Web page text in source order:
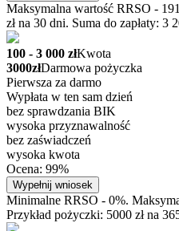
Maksymalna wartość RRSO -
zł na 30 dni. Suma do zapłaty: 3
100 - 3 000 złKwota
3000złDarmowa pożyczka
Pierwsza za darmo
Wypłata w ten sam dzień
bez sprawdzania BIK
wysoka przyznawalność
bez zaświadczeń
wysoka kwota
Ocena: 99%
Wypełnij wniosek
Minimalne RRSO - 0%.
Przykład pożyczki: 5000 zł na